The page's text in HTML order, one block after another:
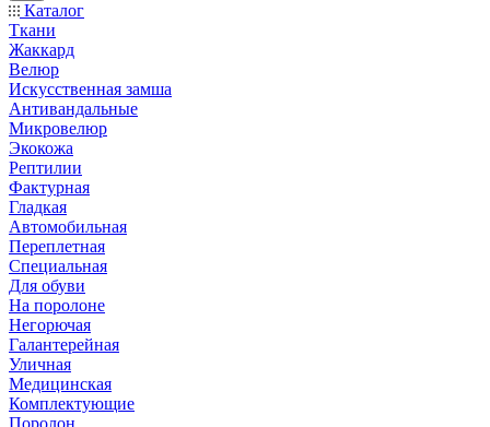
Каталог
Ткани
Жаккард
Велюр
Искусственная замша
Антивандальные
Микровелюр
Экокожа
Рептилии
Фактурная
Гладкая
Автомобильная
Переплетная
Специальная
Для обуви
На поролоне
Негорючая
Галантерейная
Уличная
Медицинская
Комплектующие